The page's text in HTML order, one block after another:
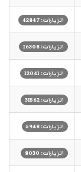
الزيارات: 42847
الزيارات: 16308
الزيارات: 12041
الزيارات: 31562
الزيارات: 5948
الزيارات: 8030